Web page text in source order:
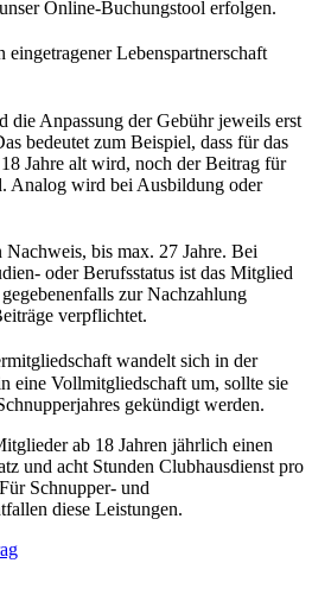
Online-Buchungstool erfolgen.
eingetragener Lebenspartnerschaft
die Anpassung der Gebühr jeweils erst
bedeutet zum Beispiel, dass für das
Jahre alt wird, noch der Beitrag für
Analog wird bei Ausbildung oder
Nachweis, bis max. 27 Jahre. Bei
oder Berufsstatus ist das Mitglied
zur Nachzahlung
verpflichtet.
wandelt sich in der
eine Vollmitgliedschaft um, sollte sie
gekündigt werden.
ab 18 Jahren jährlich einen
und acht Stunden Clubhausdienst pro
Schnupper- und
diese Leistungen.